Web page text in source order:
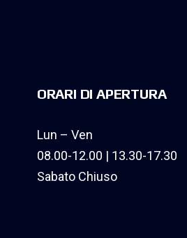
ORARI DI APERTURA
Lun – Ven
08.00-12.00 | 13.30-17.30
Sabato Chiuso